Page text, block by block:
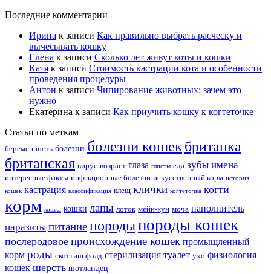
Последние комментарии
Ирина к записи Как правильно выбрать расческу и
вычесывать кошку
Елена к записи Сколько лет живут коты и кошки
Катя к записи Стоимость кастрации кота и особенности
проведения процедуры
Антон к записи Чипирование животных: зачем это
нужно
Екатерина к записи Как приучить кошку к когтеточке
Статьи по меткам
беременность болезни болезни кошекбританка
британская вирус возраст глаза глисты еда зубы имена
интересные факты инфекционные болезни искусственный корм история
кошек кастрация классификация клещ клички когтеточка когти
корм кошка кошки лапы лоток мейн-кун моча наполнитель
паразиты питаниепородыпороды кошек
послеродовое происхождение кошек промыщленный
корм роды скоттиш фолд стерилизация туалет ухо физиология
кошек шерсть шотландец